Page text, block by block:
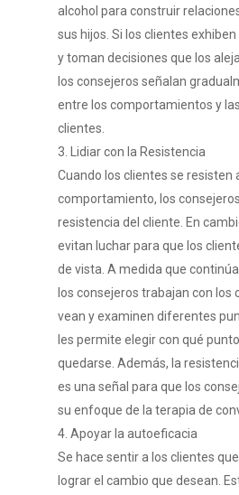
alcohol para construir
sus hijos. Si los clientes
y toman decisiones que los
los consejeros señalan
entre los comportamientos y
clientes.
3. Lidiar con la Resistencia
Cuando los clientes se resisten
comportamiento, los
resistencia del cliente. En
evitan luchar para que los
de vista. A medida que
los consejeros trabajan con los
vean y examinen diferentes
les permite elegir con qué
quedarse. Además, la
es una señal para que los
su enfoque de la terapia de
4. Apoyar la autoeficacia
Se hace sentir a los clientes
lograr el cambio que desean.